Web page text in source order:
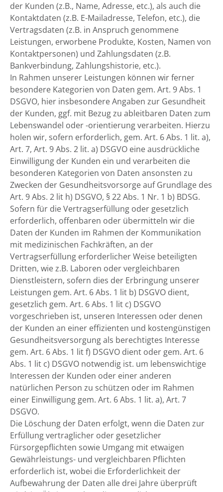
der Kunden (z.B., Name, Adresse, etc.), als auch die
Kontaktdaten (z.B. E-Mailadresse, Telefon, etc.), die
Vertragsdaten (z.B. in Anspruch genommene
Leistungen, erworbene Produkte, Kosten, Namen von
Kontaktpersonen) und Zahlungsdaten (z.B.
Bankverbindung, Zahlungshistorie, etc.).
In Rahmen unserer Leistungen können wir ferner
besondere Kategorien von Daten gem. Art. 9 Abs. 1
DSGVO, hier insbesondere Angaben zur Gesundheit
der Kunden, ggf. mit Bezug zu ableitbaren Daten zum
Lebenswandel oder -orientierung verarbeiten. Hierzu
holen wir, sofern erforderlich, gem. Art. 6 Abs. 1 lit. a),
Art. 7, Art. 9 Abs. 2 lit. a) DSGVO eine ausdrückliche
Einwilligung der Kunden ein und verarbeiten die
besonderen Kategorien von Daten ansonsten zu
Zwecken der Gesundheitsvorsorge auf Grundlage des
Art. 9 Abs. 2 lit h) DSGVO, § 22 Abs. 1 Nr. 1 b) BDSG.
Sofern für die Vertragserfüllung oder gesetzlich
erforderlich, offenbaren oder übermitteln wir die
Daten der Kunden im Rahmen der Kommunikation
mit medizinischen Fachkräften, an der
Vertragserfüllung erforderlicher Weise beteiligten
Dritten, wie z.B. Laboren oder vergleichbaren
Dienstleistern, sofern dies der Erbringung unserer
Leistungen gem. Art. 6 Abs. 1 lit b) DSGVO dient,
gesetzlich gem. Art. 6 Abs. 1 lit c) DSGVO
vorgeschrieben ist, unseren Interessen oder denen
der Kunden an einer effizienten und kostengünstigen
Gesundheitsversorgung als berechtigtes Interesse
gem. Art. 6 Abs. 1 lit f) DSGVO dient oder gem. Art. 6
Abs. 1 lit c) DSGVO notwendig ist. um lebenswichtige
Interessen der Kunden oder einer anderen
natürlichen Person zu schützen oder im Rahmen
einer Einwilligung gem. Art. 6 Abs. 1 lit. a), Art. 7
DSGVO.
Die Löschung der Daten erfolgt, wenn die Daten zur
Erfüllung vertraglicher oder gesetzlicher
Fürsorgepflichten sowie Umgang mit etwaigen
Gewährleistungs- und vergleichbaren Pflichten
erforderlich ist, wobei die Erforderlichkeit der
Aufbewahrung der Daten alle drei Jahre überprüft